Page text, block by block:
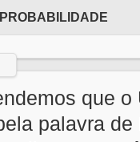
PROBABILIDADE
que o
palavra de